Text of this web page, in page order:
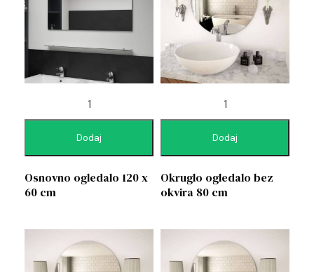
Dodaj
Osnovno ogledalo 120 x
60 cm
Dodaj
Okruglo ogledalo bez
okvira 80 cm